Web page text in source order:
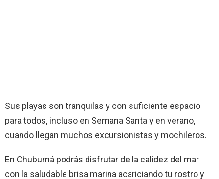
Sus playas son tranquilas y con suficiente espacio
para todos, incluso en Semana Santa y en verano,
cuando llegan muchos excursionistas y mochileros.
En Chuburná podrás disfrutar de la calidez del mar
con la saludable brisa marina acariciando tu rostro y